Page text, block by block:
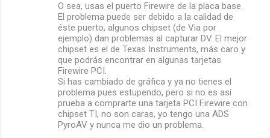
O sea, usas el puerto Firewire de la placa base.
El problema puede ser debido a la calidad de
éste puerto, algunos chipset (de Via por
ejemplo) dan problemas al capturar DV. El mejor
chipset es el de Texas Instruments, más caro y
que podrás encontrar en algunas tarjetas
Firewire PCI.
Si has cambiado de gráfica y ya no tienes el
problema pues estupendo, pero si no es así
prueba a comprarte una tarjeta PCI Firewire con
chipset TI, no son caras, yo tengo una ADS
PyroAV y nunca me dio un problema.